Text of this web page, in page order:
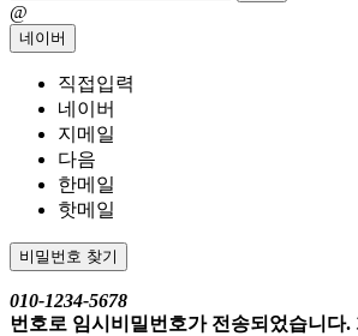
@
네이버
직접입력
네이버
지메일
다음
한메일
핫메일
비밀번호 찾기
010-1234-5678
번호로 임시비밀번호가 전송되었습니다.